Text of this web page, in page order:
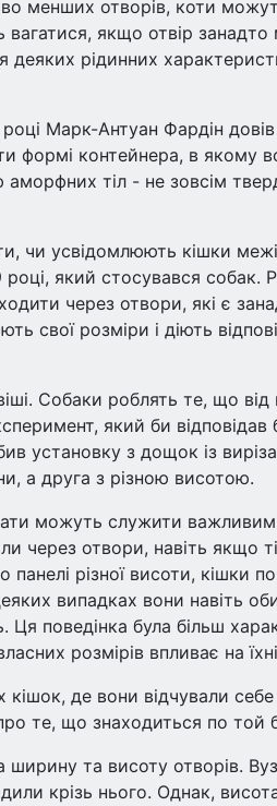
менших отворів, коти
вагатися, якщо отвір
деяких рідинних
Марк-Антуан Фардін довів
формі контейнера, в якому
тіл - не зовсім
чи усвідомлюють кішки
який стосувався собак.
через отвори, які є
свої розміри і діють
Собаки роблять те, що від
який би відповідав
установку з дощок із
а друга з різною висотою.
можуть служити важливим
через отвори, навіть якщо
різної висоти, кішки
випадках вони навіть
Ця поведінка була більш
розмірів впливає на
де вони відчували себе
те, що знаходиться по той
та висоту отворів.
крізь нього. Однак,